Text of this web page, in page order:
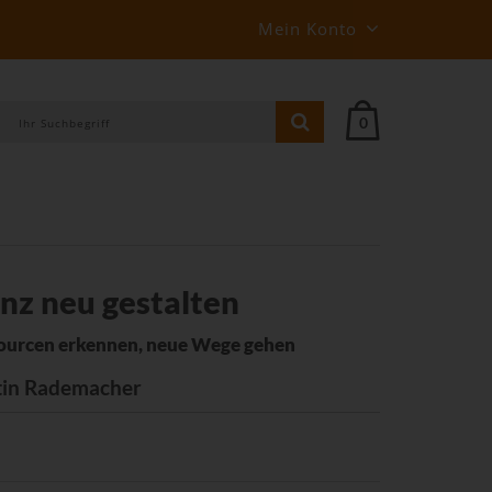
Mein Konto
0
neu gestalten
erkennen, neue Wege gehen
Rademacher